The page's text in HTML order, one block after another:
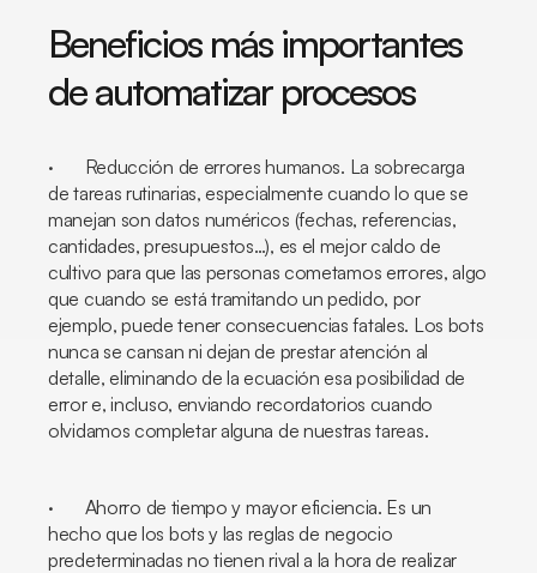
Beneficios más importantes
de automatizar procesos
· Reducción de errores humanos. La sobrecarga
de tareas rutinarias, especialmente cuando lo que se
manejan son datos numéricos (fechas, referencias,
cantidades, presupuestos…), es el mejor caldo de
cultivo para que las personas cometamos errores, algo
que cuando se está tramitando un pedido, por
ejemplo, puede tener consecuencias fatales. Los bots
nunca se cansan ni dejan de prestar atención al
detalle, eliminando de la ecuación esa posibilidad de
error e, incluso, enviando recordatorios cuando
olvidamos completar alguna de nuestras tareas.
· Ahorro de tiempo y mayor eficiencia. Es un
hecho que los bots y las reglas de negocio
predeterminadas no tienen rival a la hora de realizar